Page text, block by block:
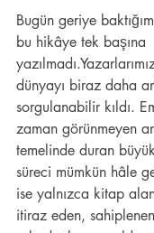
Bugün geriye
bu hikâye tek başına
dünyayı biraz daha
sorgulanabilir kıldı.
zaman görünmeyen
temelinde duran
süreci mümkün hâle
ise yalnızca kitap
itiraz eden,